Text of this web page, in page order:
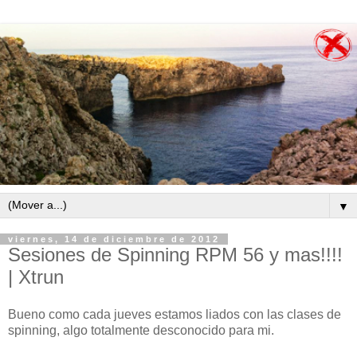
▼
viernes, 14 de diciembre de 2012
Sesiones de Spinning RPM 56 y mas!!!!
| Xtrun
Bueno como cada jueves estamos liados con las clases de
spinning, algo totalmente desconocido para mi.